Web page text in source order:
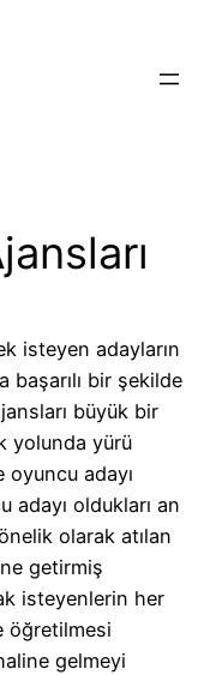
isteyen adayların
başarılı bir şekilde
büyük bir
yolunda yürü
oyuncu adayı
adayı oldukları an
olarak atılan
getirmiş
isteyenlerin her
öğretilmesi
gelmeyi